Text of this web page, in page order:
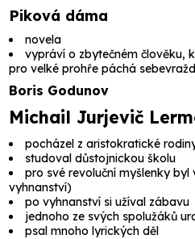
Piková dáma
novela
vypráví o zbytečném člověku,
pro velké prohře páchá
Boris Godunov
Michail Jurjevič
pocházel z aristokratické
studoval důstojnickou školu
pro své revoluční myšlenky
vyhnanství)
po vyhnanství si užíval zábavu
jednoho ze svých spolužáků
psal mnoho lyrických děl